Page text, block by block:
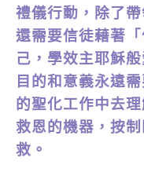
禮儀行動，除了
還需要信徒藉著
己，學效主耶穌
目的和意義永遠
的聖化工作中去
救恩的機器，按
救。